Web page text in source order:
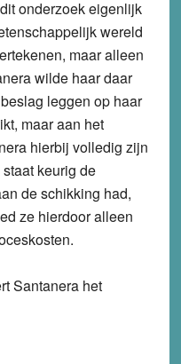
onderzoek eigenlijk
wereld
maar alleen
wilde haar daar
leggen op haar
maar aan het
hierbij volledig zijn
keurig de
de schikking had,
ze hierdoor alleen
Santanera het